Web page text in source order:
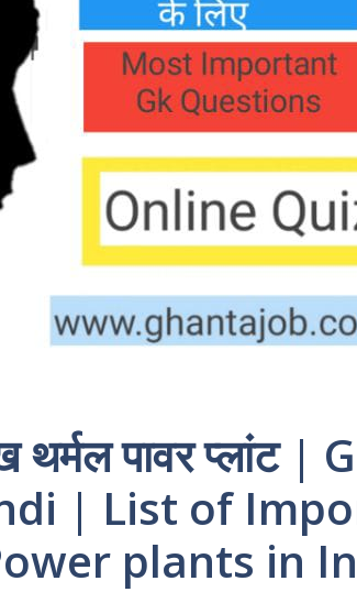
थर्मल पावर प्लांट |
| List of
plants in